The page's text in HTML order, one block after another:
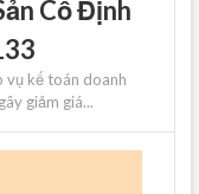
Cố Định
vụ kế toán doanh
giảm giá...